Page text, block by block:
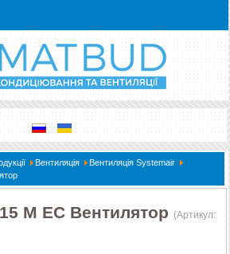
Вентиляція
Вентиляція Systemair
M EC Вентилятор (Артикул: